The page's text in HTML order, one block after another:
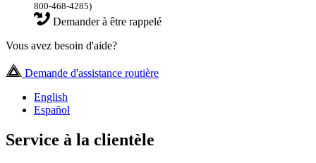
800-468-4285)
Demander à être rappelé
Vous avez besoin d'aide?
Demande d'assistance routière
English
Español
Service à la clientèle